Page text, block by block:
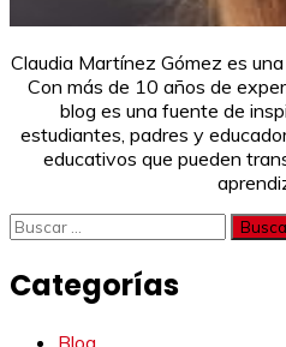
Claudia Martínez Gómez es
Con más de 10 años de
blog es una fuente de
estudiantes, padres y
educativos que pueden
Buscar:
Categorías
Blog